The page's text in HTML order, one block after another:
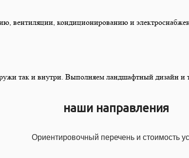
вентиляции, кондиционированию и
так и внутри. Выполняем ландшафтный дизайн
наши направления
Ориентировочный перечень и стоимость